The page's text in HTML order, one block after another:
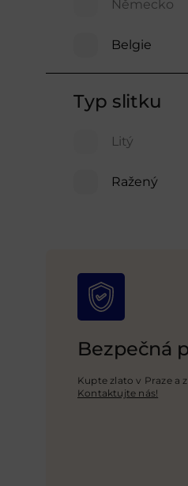
Německo
Belgie
Typ slitku
Litý
Ražený
Bezpečná
Kupte zlato v Praze a
Kontaktujte nás!